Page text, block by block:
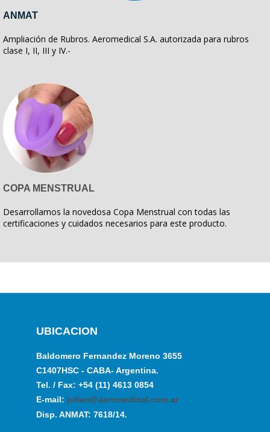
ANMAT
Ampliación de Rubros. Aeromedical S.A. autorizada para rubros
clase I, II, III y IV.-
COPA MENSTRUAL
Desarrollamos la novedosa Copa Menstrual con todas las
certificaciones y cuidados necesarios para este producto.
UBICACION
Baldomero Fernandez Moreno 3655
C1407HSC - CABA- Argentina.
Tel. / Fax: +54 (11) 4613 0854
E-mail: julian@aeromedical.com.ar
Disp. ANMAT: 7618/14.